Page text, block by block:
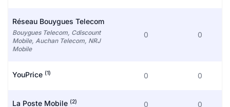
Réseau Bouygues Telecom
Bouygues Telecom, Cdiscount
Mobile, Auchan Telecom, NRJ
Mobile
0 0
YouPrice (1) 0 0
La Poste Mobile (2) 0 0